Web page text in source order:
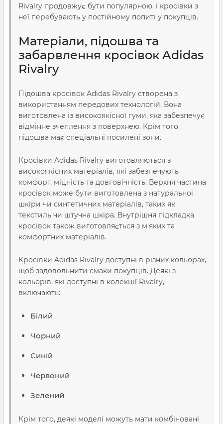
Rivalry продовжує бути популярною, і кросівки з
неї перебувають у постійному попиті у покупців.
Матеріали, підошва та
забарвлення кросівок Adidas
Rivalry
Підошва кросівок Adidas Rivalry створена з
використанням передових технологій. Вона
виготовлена із високоякісної гуми, яка забезпечує
відмінне зчеплення з поверхнею. Крім того,
підошва має спеціальні посилені зони.
Кросівки Adidas Rivalry виготовляються з
високоякісних матеріалів, які забезпечують
комфорт, міцність та довговічність. Верхня частина
кросівок може бути виготовлена з натуральної
шкіри чи синтетичних матеріалів, таких як
текстиль чи штучна шкіра. Внутрішня підкладка
кросівок також виготовляється з м'яких та
комфортних матеріалів.
Кросівки Adidas Rivalry доступні в різних кольорах,
щоб задовольнити смаки покупців. Деякі з
кольорів, які доступні в колекції Rivalry,
включають:
Білий
Чорний
Синій
Червоний
Зелений
Крім того, деякі моделі можуть мати комбіновані